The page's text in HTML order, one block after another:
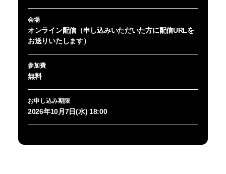
会場
オンライン配信（申し込みいただいた方に配信URLを
お送りいたします）
参加費
無料
お申し込み期限
2026年10月7日(水) 18:00